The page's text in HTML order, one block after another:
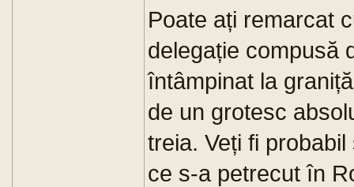
Poate ați remarcat
delegație compusă
întâmpinat la
de un grotesc
treia. Veți fi
ce s-a petrecut în